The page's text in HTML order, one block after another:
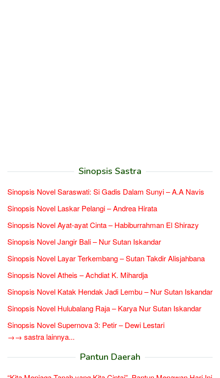
Sinopsis Sastra
Sinopsis Novel Saraswati: Si Gadis Dalam Sunyi – A.A Navis
Sinopsis Novel Laskar Pelangi – Andrea Hirata
Sinopsis Novel Ayat-ayat Cinta – Habiburrahman El Shirazy
Sinopsis Novel Jangir Bali – Nur Sutan Iskandar
Sinopsis Novel Layar Terkembang – Sutan Takdir Alisjahbana
Sinopsis Novel Atheis – Achdiat K. Mihardja
Sinopsis Novel Katak Hendak Jadi Lembu – Nur Sutan Iskandar
Sinopsis Novel Hulubalang Raja – Karya Nur Sutan Iskandar
Sinopsis Novel Supernova 3: Petir – Dewi Lestari
→→ sastra lainnya...
Pantun Daerah